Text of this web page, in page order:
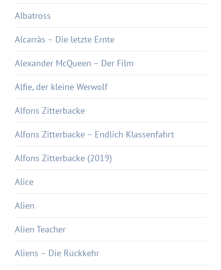
Albatross
Alcarràs – Die letzte Ernte
Alexander McQueen – Der Film
Alfie, der kleine Werwolf
Alfons Zitterbacke
Alfons Zitterbacke – Endlich Klassenfahrt
Alfons Zitterbacke (2019)
Alice
Alien
Alien Teacher
Aliens – Die Rückkehr